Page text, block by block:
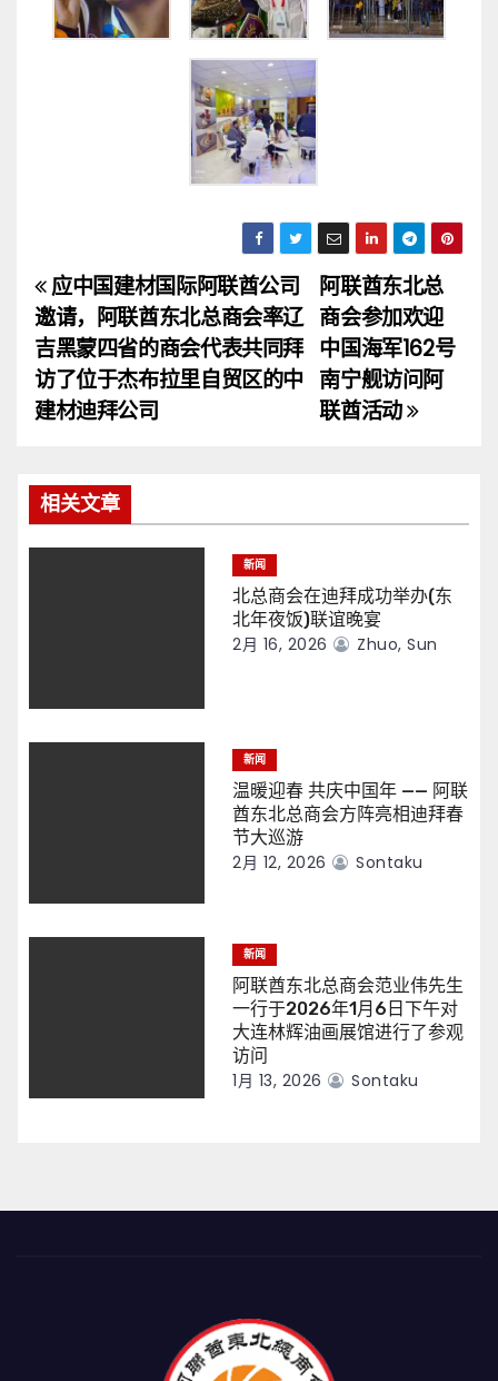
文
章
导
阿联酋东北总
商会参加欢迎
中国海军162号
南宁舰访问阿
联酋活动
应中国建材国际阿联酋公司
邀请，阿联酋东北总商会率辽
吉黑蒙四省的商会代表共同拜
访了位于杰布拉里自贸区的中
建材迪拜公司
相关文章
新闻
北总商会在迪拜成功举办(东
北年夜饭)联谊晚宴
2月 16, 2026 Zhuo, Sun
新闻
温暖迎春 共庆中国年 —— 阿联
酋东北总商会方阵亮相迪拜春
节大巡游
2月 12, 2026 Sontaku
新闻
阿联酋东北总商会范业伟先生
一行于2026年1月6日下午对
大连林辉油画展馆进行了参观
访问
1月 13, 2026 Sontaku